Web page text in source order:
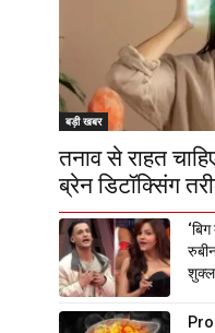
बड़ी खबर
तनाव से राहत
ब्रेन डिटॉक्सिंग